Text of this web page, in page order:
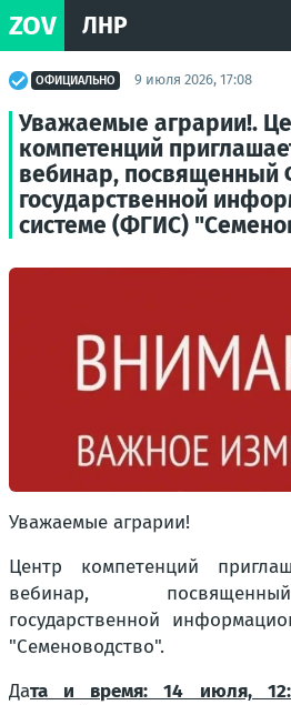
ZOV ЛНР
ОФИЦИАЛЬНО 9 июля 2026, 17:08
Уважаемые аграрии!.
компетенций
вебинар, посвященный
государственной
системе (ФГИС)
Уважаемые аграрии!
Центр компетенций
вебинар,
государственной
"Семеноводство".
Дата и время: 14 июля,